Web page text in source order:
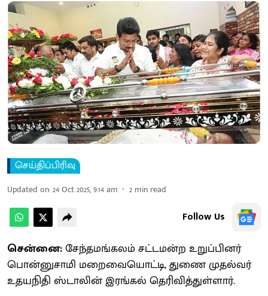
செய்திப்பிரிவு
Updated on:24 Oct 2025, 9:14 am 2 min read
Follow Us
சென்னை:சேந்தமங்கலம் சட்டமன்ற உறுப்பினர்
பொன்னுசாமி மறைவையொட்டி, துணை முதல்வர்
உதயநிதி ஸ்டாலின் இரங்கல் தெரிவித்துள்ளார்.